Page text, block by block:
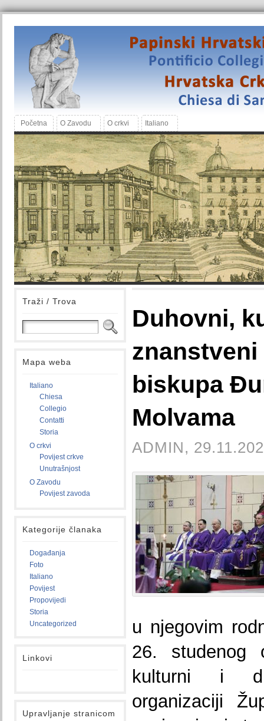
Početna O Zavodu O crkvi Italiano
Traži / Trova
Mapa weba
Italiano
Chiesa
Collegio
Contatti
Storia
O crkvi
Povijest crkve
Unutrašnjost
O Zavodu
Povijest zavoda
Kategorije članaka
Događanja
Foto
Italiano
Povijest
Propovijedi
Storia
Uncategorized
Linkovi
Upravljanje stranicom
Duhovni,
biskupa
Molvama
ADMIN,
u njegovim
26. studenog
kulturni i
organizaciji